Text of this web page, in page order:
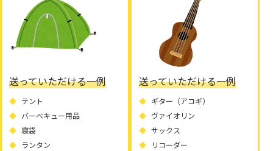
送っていただける一例
テント
バーベキュー用品
寝袋
ランタン
送っていただける一例
ギター（アコギ）
ヴァイオリン
サックス
リコーダー